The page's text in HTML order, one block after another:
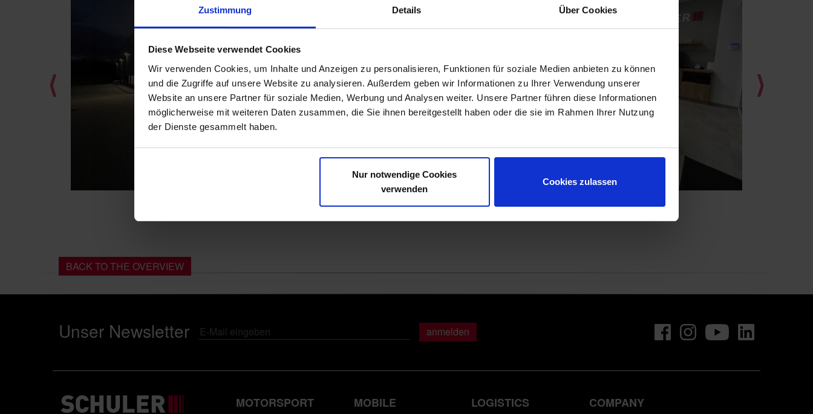
Zustimmung Details Über Cookies
Diese Webseite verwendet Cookies
Wir verwenden Cookies, um Inhalte und Anzeigen zu personalisieren, Funktionen für soziale Medien anbieten zu können
und die Zugriffe auf unsere Website zu analysieren. Außerdem geben wir Informationen zu Ihrer Verwendung unserer
Website an unsere Partner für soziale Medien, Werbung und Analysen weiter. Unsere Partner führen diese Informationen
möglicherweise mit weiteren Daten zusammen, die Sie ihnen bereitgestellt haben oder die sie im Rahmen Ihrer Nutzung
der Dienste gesammelt haben.
Nur notwendige Cookies
verwenden
Cookies zulassen
⟨ ⟩
BACK TO THE OVERVIEW
Unser Newsletter anmelden
MOTORSPORT
MOBILE
LOGISTICS COMPANY